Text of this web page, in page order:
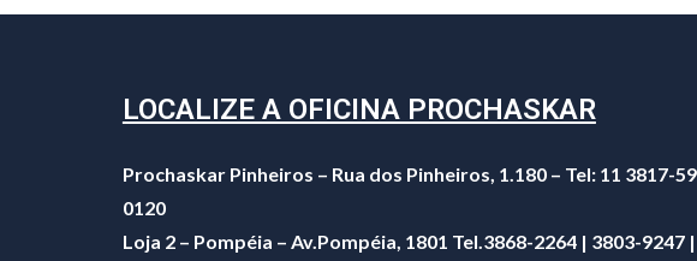
LOCALIZE A OFICINA PROCHASKAR
Prochaskar Pinheiros – Rua dos Pinheiros, 1.180 – Tel: 11 3817-
0120
Loja 2 – Pompéia – Av.Pompéia, 1801 Tel.3868-2264 | 3803-